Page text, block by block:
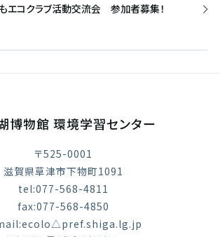
エコクラブ活動交流会 参加者募集！
博物館 環境学習センター
〒525-0001
滋賀県草津市下物町1091
tel:077-568-4811
fax:077-568-4850